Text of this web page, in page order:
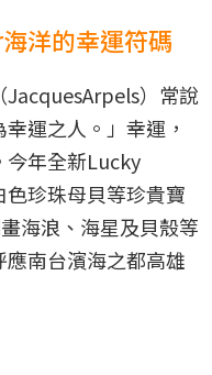
洋的幸運符碼
JacquesArpels）常說
運之人。」幸運，
今年全新Lucky
珍珠母貝等珍貴寶
海浪、海星及貝殼等
南台濱海之都高雄